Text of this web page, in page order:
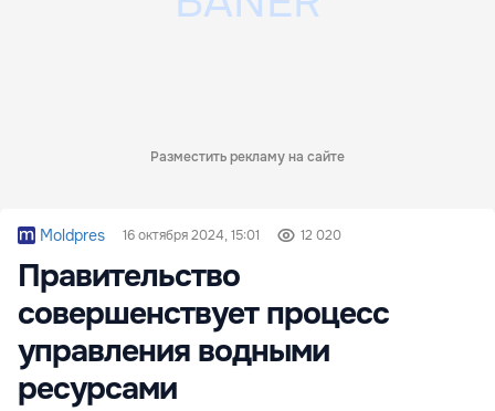
Разместить рекламу на сайте
Moldpres 16 октября 2024, 15:01 12 020
Правительство
совершенствует процесс
управления водными
ресурсами